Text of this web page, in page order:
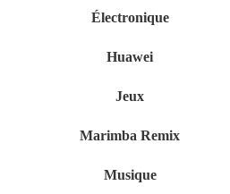
Électronique
Huawei
Jeux
Marimba Remix
Musique